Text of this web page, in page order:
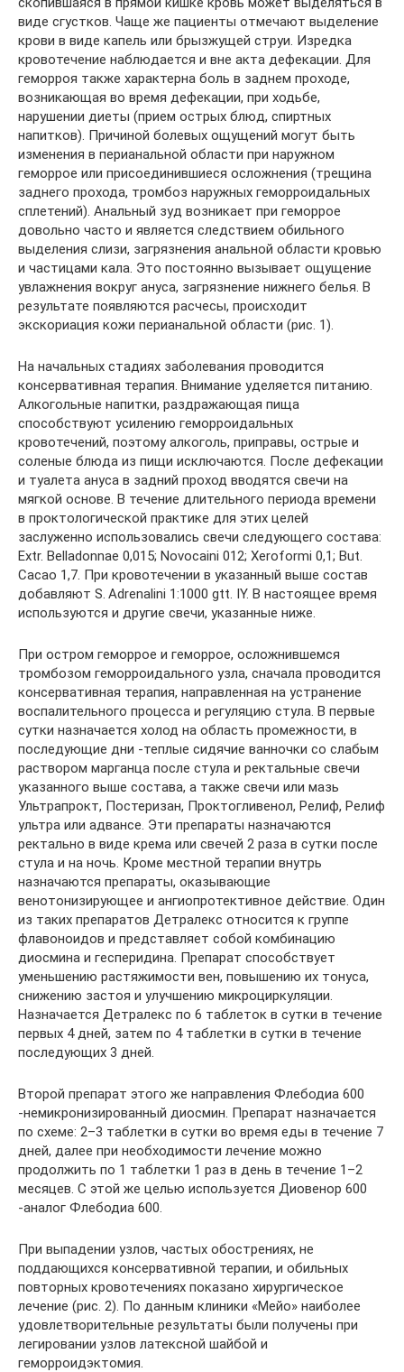
виде сгустков. Чаще же пациенты отмечают выделение
крови в виде капель или брызжущей струи. Изредка
кровотечение наблюдается и вне акта дефекации. Для
геморроя также характерна боль в заднем проходе,
возникающая во время дефекации, при ходьбе,
нарушении диеты (прием острых блюд, спиртных
напитков). Причиной болевых ощущений могут быть
изменения в перианальной области при наружном
геморрое или присоединившиеся осложнения (трещина
заднего прохода, тромбоз наружных геморроидальных
сплетений). Анальный зуд возникает при геморрое
довольно часто и является следствием обильного
выделения слизи, загрязнения анальной области кровью
и частицами кала. Это постоянно вызывает ощущение
увлажнения вокруг ануса, загрязнение нижнего белья. В
результате появляются расчесы, происходит
экскориация кожи перианальной области (рис. 1).
На начальных стадиях заболевания проводится
консервативная терапия. Внимание уделяется питанию.
Алкогольные напитки, раздражающая пища
способствуют усилению геморроидальных
кровотечений, поэтому алкоголь, приправы, острые и
соленые блюда из пищи исключаются. После дефекации
и туалета ануса в задний проход вводятся свечи на
мягкой основе. В течение длительного периода времени
в проктологической практике для этих целей
заслуженно использовались свечи следующего состава:
Extr. Belladonnae 0,015; Novocaini 012; Xeroformi 0,1; But.
Cacao 1,7. При кровотечении в указанный выше состав
добавляют S. Adrenalini 1:1000 gtt. IY. В настоящее время
используются и другие свечи, указанные ниже.
При остром геморрое и геморрое, осложнившемся
тромбозом геморроидального узла, сначала проводится
консервативная терапия, направленная на устранение
воспалительного процесса и регуляцию стула. В первые
сутки назначается холод на область промежности, в
последующие дни -теплые сидячие ванночки со слабым
раствором марганца после стула и ректальные свечи
указанного выше состава, а также свечи или мазь
Ультрапрокт, Постеризан, Проктогливенол, Релиф, Релиф
ультра или адвансе. Эти препараты назначаются
ректально в виде крема или свечей 2 раза в сутки после
стула и на ночь. Кроме местной терапии внутрь
назначаются препараты, оказывающие
венотонизирующее и ангиопротективное действие. Один
из таких препаратов Детралекс относится к группе
флавоноидов и представляет собой комбинацию
диосмина и гесперидина. Препарат способствует
уменьшению растяжимости вен, повышению их тонуса,
снижению застоя и улучшению микроциркуляции.
Назначается Детралекс по 6 таблеток в сутки в течение
первых 4 дней, затем по 4 таблетки в сутки в течение
последующих 3 дней.
Второй препарат этого же направления Флебодиа 600
-немикронизированный диосмин. Препарат назначается
по схеме: 2–3 таблетки в сутки во время еды в течение 7
дней, далее при необходимости лечение можно
продолжить по 1 таблетки 1 раз в день в течение 1–2
месяцев. С этой же целью используется Диовенор 600
-аналог Флебодиа 600.
При выпадении узлов, частых обострениях, не
поддающихся консервативной терапии, и обильных
повторных кровотечениях показано хирургическое
лечение (рис. 2). По данным клиники «Мейо» наиболее
удовлетворительные результаты были получены при
легировании узлов латексной шайбой и
геморроидэктомия.